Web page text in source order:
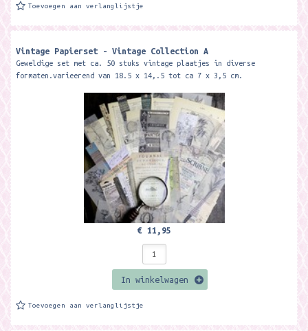
Toevoegen aan verlanglijstje
Vintage Papierset - Vintage Collection A
Geweldige set met ca. 50 stuks vintage plaatjes in diverse
formaten.varieerend van 18.5 x 14,.5 tot ca 7 x 3,5 cm.
€ 11,95
In winkelwagen
Toevoegen aan verlanglijstje